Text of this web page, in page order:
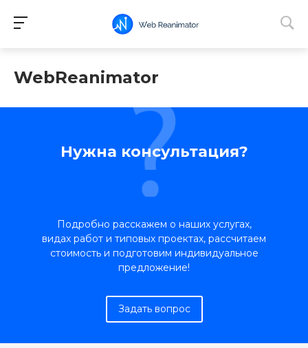
WebReanimator
Нужна консультация?
Подробно расскажем о наших услугах,
видах работ и типовых проектах, рассчитаем
стоимость и подготовим индивидуальное
предложение!
Задать вопрос